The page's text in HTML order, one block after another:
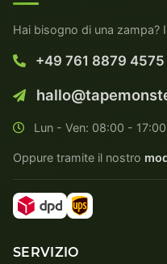
Hai bisogno di una zampa?
+49 761 8879 4575
Lun - Ven: 08:00 - 17:00
Oppure tramite il nostro
SERVIZIO